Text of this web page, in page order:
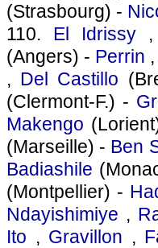
(Strasbourg) -
110. El Idrissy,
(Angers) - Perrin
, Del Castillo
(Clermont-F.) -
Makengo
(Marseille) - Ben
Badiashile
(Montpellier) -
Ndayishimiye ,
Ito , Gravillon ,